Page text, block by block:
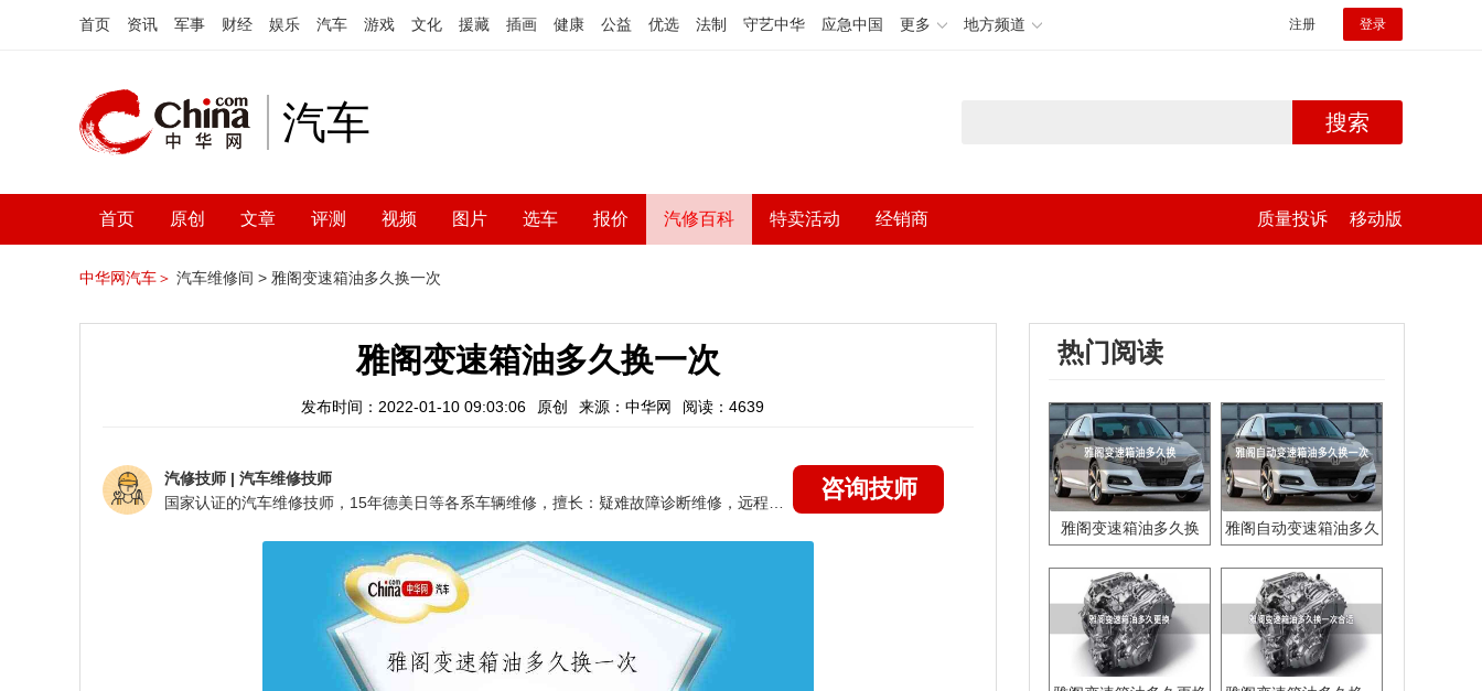
首页 资讯 军事 财经 娱乐 汽车 游戏 文化 援藏 插画 健康 公益 优选 法制 守艺中华 应急中国 更多 地方频道 注册 登录
汽车 搜索
首页 原创 文章 评测 视频 图片 选车 报价 汽修百科 特卖活动 经销商 质量投诉 移动版
中华网汽车＞ 汽车维修间 > 雅阁变速箱油多久换一次
雅阁变速箱油多久换一次
发布时间：2022-01-10 09:03:06 原创 来源：中华网 阅读：4639
汽修技师 | 汽车维修技师
咨询技师
热门阅读
雅阁变速箱油多久换
雅阁自动变速箱油多久